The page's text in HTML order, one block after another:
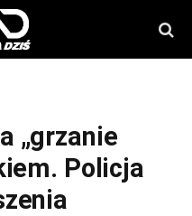
„grzanie
Policja